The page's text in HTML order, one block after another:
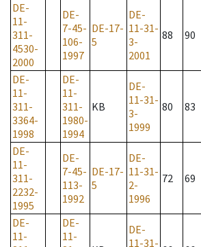
DE-
11-
311-
4530-
2000
DE-
7-45-
106-
1997
DE-17-
5
DE-
11-31-
3-
2001
88 90
DE-
11-
311-
3364-
1998
DE-
11-
311-
1980-
1994
KB
DE-
11-31-
3-
1999
80 83
DE-
11-
311-
2232-
1995
DE-
7-45-
113-
1992
DE-17-
5
DE-
11-31-
2-
1996
72 69
DE-
11-
DE-
11-
DE-
11-31-